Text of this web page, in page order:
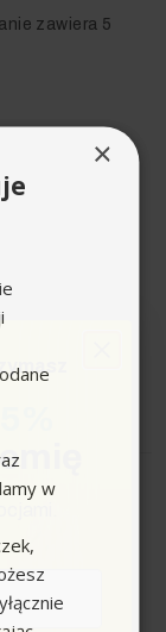
zawiera 5
×
w